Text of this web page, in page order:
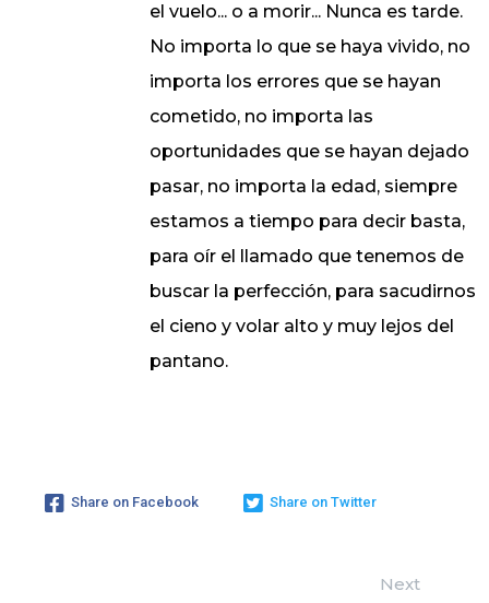
el vuelo... o a morir... Nunca es tarde.
No importa lo que se haya vivido, no
importa los errores que se hayan
cometido, no importa las
oportunidades que se hayan dejado
pasar, no importa la edad, siempre
estamos a tiempo para decir basta,
para oír el llamado que tenemos de
buscar la perfección, para sacudirnos
el cieno y volar alto y muy lejos del
pantano.
Share on Facebook Share on Twitter
Next